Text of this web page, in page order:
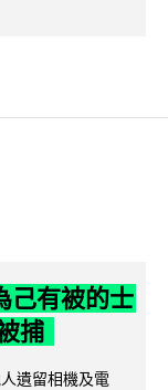
己有被的士
捕
遺留相機及電